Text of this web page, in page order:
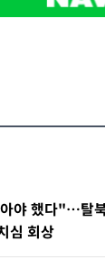
야 했다"…탈
심 회상